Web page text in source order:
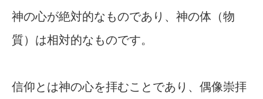
神の心が絶対的なものであり、神の体（物
質）は相対的なものです。
信仰とは神の心を拝むことであり、偶像崇拝